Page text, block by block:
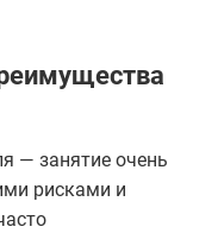
— занятие очень
рисками и